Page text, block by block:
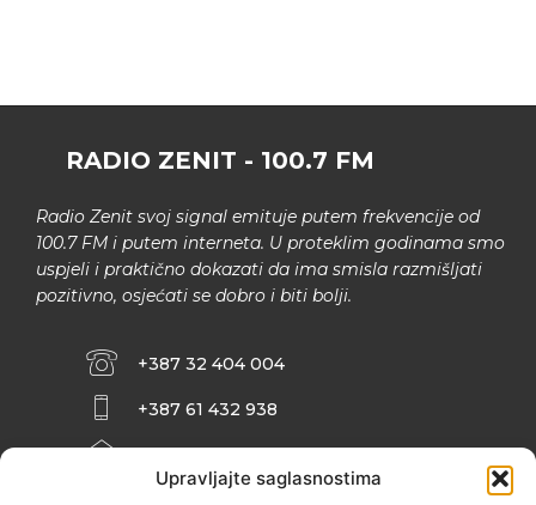
Upravljajte saglasnostima
RADIO ZENIT - 100.7 FM
Radio Zenit svoj signal emituje putem frekvencije od
100.7 FM i putem interneta. U proteklim godinama smo
uspjeli i praktično dokazati da ima smisla razmišljati
pozitivno, osjećati se dobro i biti bolji.
+387 32 404 004
+387 61 432 938
INFO@ZENIT.BA